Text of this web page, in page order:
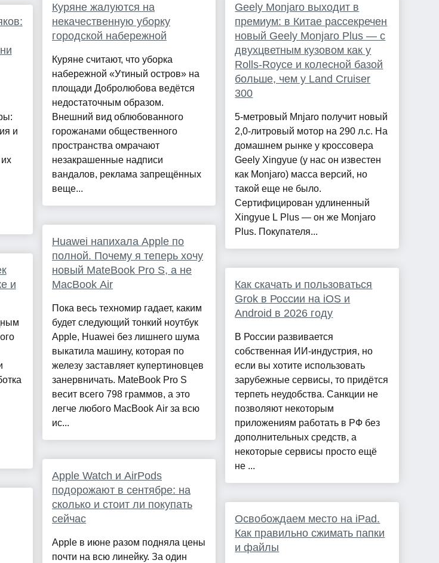
и
и
Куряне жалуются на
некачественную уборку
городской набережной
Куряне считают, что уборка
набережной «Утиный остров» на
площади Добролюбова ведётся
недостаточным образом.
Внешний вид облюбованного
горожанами общественного
пространства омрачают
незакрашенные надписи
вандалов, реклама запрещённых
веще...
Huawei напихала Apple по
полной. Почему я теперь хочу
новый MateBook Pro S, а не
MacBook Air
Пока весь техномир гадает, каким
будет следующий тонкий ноутбук
Apple, Huawei без лишнего шума
выкатила машину, которая по
железу заставляет купертиновцев
занервничать. MateBook Pro S
весит всего 798 граммов, а это
легче любого MacBook Air за всю
ис...
Apple Watch и AirPods
подорожают в сентябре: на
сколько и стоит ли покупать
сейчас
Apple в июне разом подняла цены
почти на всю линейку. За один
Geely Monjaro выходит в
премиум: в Китае рассекречен
новый Geely Monjaro Plus — с
двухцветным кузовом как у
Rolls-Royce и колесной базой
больше, чем у Land Cruiser
300
5-метровый Mnjaro получит новый
2,0-литровый мотор на 290 л.с. На
домашнем рынке у кроссовера
Geely Xingyue (у нас он известен
как Monjaro) масса версий, но
такой еще не было.
Сертифицирован удлиненный
Xingyue L Plus — он же Monjaro
Plus. Покупателя...
Как скачать и пользоваться
Grok в России на iOS и
Android в 2026 году
В России развивается
собственная ИИ-индустрия, но
если вы хотите использовать
зарубежные сервисы, то придётся
терпеть неудобства. Санкции не
позволяют некоторым
приложениям работать в РФ без
дополнительных средств, а
некоторые сервисы просто ещё
не ...
Освобождаем место на iPad.
Как правильно сжимать папки
и файлы